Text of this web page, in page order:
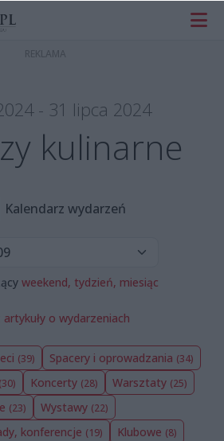
- 31 lipca 2024
kulinarne
Kalendarz wydarzeń
weekend, tydzień, miesiąc
o wydarzeniach
(39) Spacery i oprowadzania (34)
(30) Koncerty (28) Warsztaty (25)
(23) Wystawy (22)
konferencje (19) Klubowe (8)